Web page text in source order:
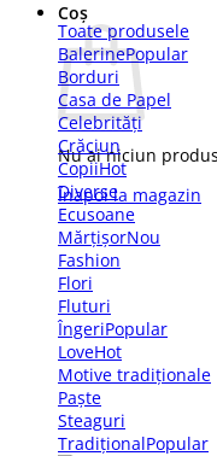
Coș
Nu ai niciun
Înapoi la magazin
Toate produsele
Balerine
Borduri
Casa de Papel
Celebrități
Crăciun
Copii
Diverse
Ecusoane
Mărțișor
Fashion
Flori
Fluturi
Îngeri
Love
Motive tradiționale
Paște
Steaguri
Tradițional